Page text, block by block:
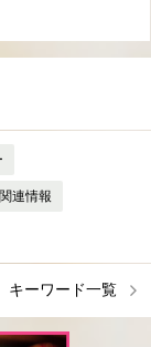
連情報
キーワード一覧